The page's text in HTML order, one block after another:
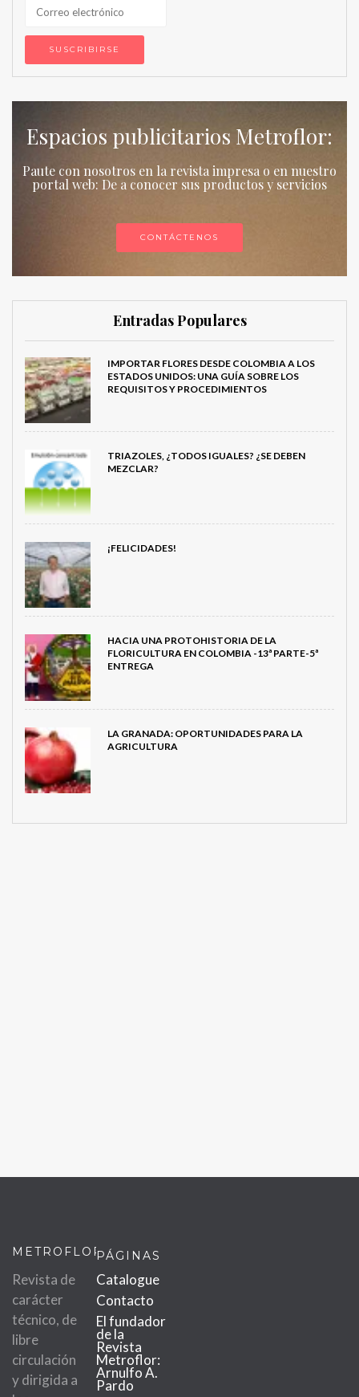
Espacios publicitarios Metroflor:
Paute con nosotros en la revista impresa o en nuestro
portal web: De a conocer sus productos y servicios
CONTÁCTENOS
Entradas Populares
IMPORTAR FLORES DESDE COLOMBIA A LOS
ESTADOS UNIDOS: UNA GUÍA SOBRE LOS
REQUISITOS Y PROCEDIMIENTOS
TRIAZOLES, ¿TODOS IGUALES? ¿SE DEBEN
MEZCLAR?
¡FELICIDADES!
HACIA UNA PROTOHISTORIA DE LA
FLORICULTURA EN COLOMBIA -13ª PARTE-5ª
ENTREGA
LA GRANADA: OPORTUNIDADES PARA LA
AGRICULTURA
METROFLOR
Revista de
carácter
técnico, de
libre
circulación
y dirigida a
PÁGINAS
Catalogue
Contacto
El fundador
de la
Revista
Metroflor:
Arnulfo A.
Pardo